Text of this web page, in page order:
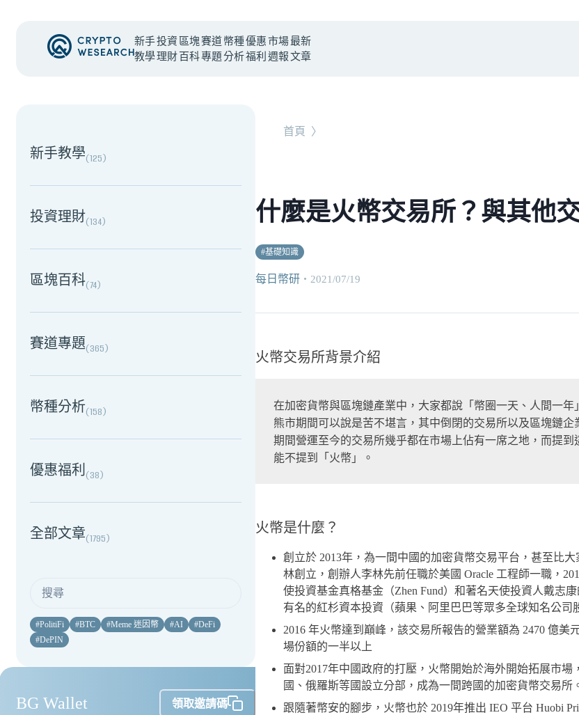
新手
教學
投資
理財
區塊
百科
賽道
專題
幣種
分析
優惠
福利
市場
週報
最新
文章
NEW EVENT
新手教學(125)
投資理財(134)
區塊百科(74)
賽道專題(365)
幣種分析(158)
優惠福利(38)
全部文章(1795)
#PolitiFi #BTC #Meme 迷因幣 #AI #DeFi
#DePIN
BG Wallet 領取邀請碼
首頁 〉
什麼是火幣交易所？與其他
#基礎知識
每日幣研 ・ 2021/07/19
火幣交易所背景介紹
在加密貨幣與區塊鏈產業中，大家都說「幣圈一天、人間一年
熊市期間可以說是苦不堪言，其中倒閉的交易所以及區塊鏈
期間營運至今的交易所幾乎都在市場上佔有一席之地，而提
能不提到「火幣」。
火幣是什麼？
創立於 2013年，為一間中國的加密貨幣交易平台，甚至比
林創立，創辦人李林先前任職於美國 Oracle 工程師一職，
使投資基金真格基金（Zhen Fund）和著名天使投資人戴志
有名的紅杉資本投資（蘋果、阿里巴巴等眾多全球知名公司
2016 年火幣達到巔峰，該交易所報告的營業額為 2470 億美
場份額的一半以上
面對2017年中國政府的打壓，火幣開始於海外開始拓展市
國、俄羅斯等國設立分部，成為一間跨國的加密貨幣交易所
跟隨著幣安的腳步，火幣也於 2019年推出 IEO 平台 Huobi